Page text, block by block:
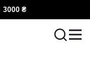
3000 ₴